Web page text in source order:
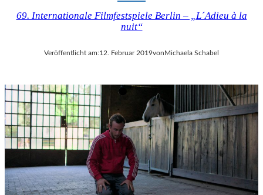
69. Internationale Filmfestspiele Berlin – „L´Adieu à la
nuit“
Veröffentlicht am:12. Februar 2019vonMichaela Schabel